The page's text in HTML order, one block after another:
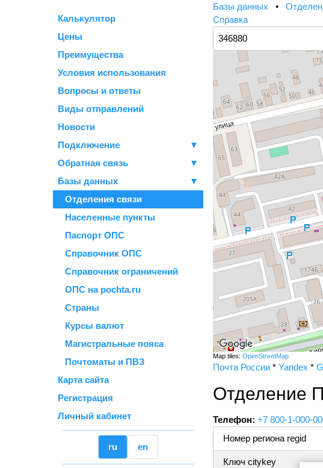
Калькулятор
Цены
Преимущества
Условия использования
Вопросы и ответы
Виды отправлений
Новости
Подключение
▼
Обратная связь
▼
Базы данных
▼
Отделения связи
Населенные пункты
Паспорт ОПС
Справочник ОПС
Справочник ограничений
ОПС на pochta.ru
Страны
Курсы валют
Магистральные пояса
Почтоматы и ПВЗ
Карта сайта
Регистрация
Личный кабинет
ru en
Базы данных •
Справка
Map tiles: OpenStreetMap
Почта России * Yandex *
Отделение
Телефон: +7 800-1-000-
Номер региона regid
Ключ citykey